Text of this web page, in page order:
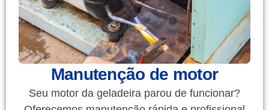
Manutenção de motor
Seu motor da geladeira parou de funcionar?